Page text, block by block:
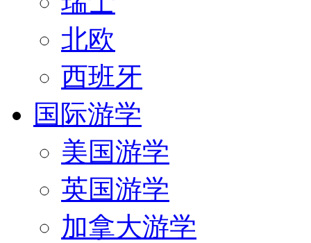
北欧
西班牙
国际游学
美国游学
英国游学
加拿大游学